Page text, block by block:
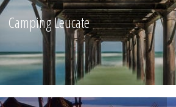
Camping Leucate